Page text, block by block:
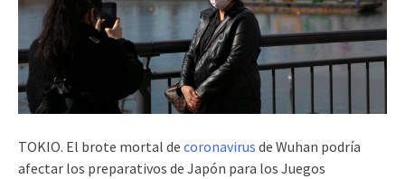
TOKIO. El brote mortal de coronavirus de Wuhan podría
afectar los preparativos de Japón para los Juegos